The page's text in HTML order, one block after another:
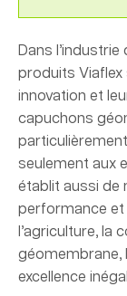
Dans
produits Viaflex
innovation et
capuchons
seulement aux
établit aussi de
performance et
l’agriculture, la
géomembrane,
excellence